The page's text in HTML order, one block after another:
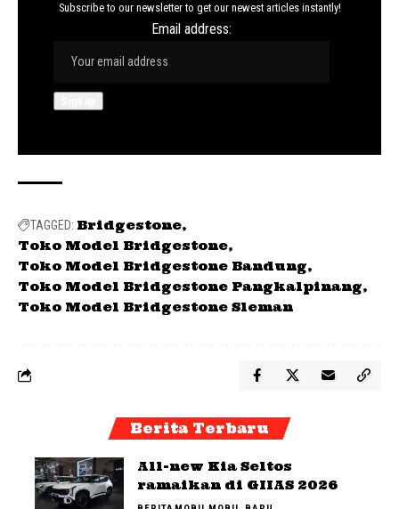
Subscribe to our newsletter to get our newest articles instantly!
Email address:
TAGGED: Bridgestone
Toko Model Bridgestone
Toko Model Bridgestone Bandung
Toko Model Bridgestone Pangkalpinang
Toko Model Bridgestone Sleman
Berita Terbaru
All-new Kia Seltos
ramaikan di GIIAS 2026